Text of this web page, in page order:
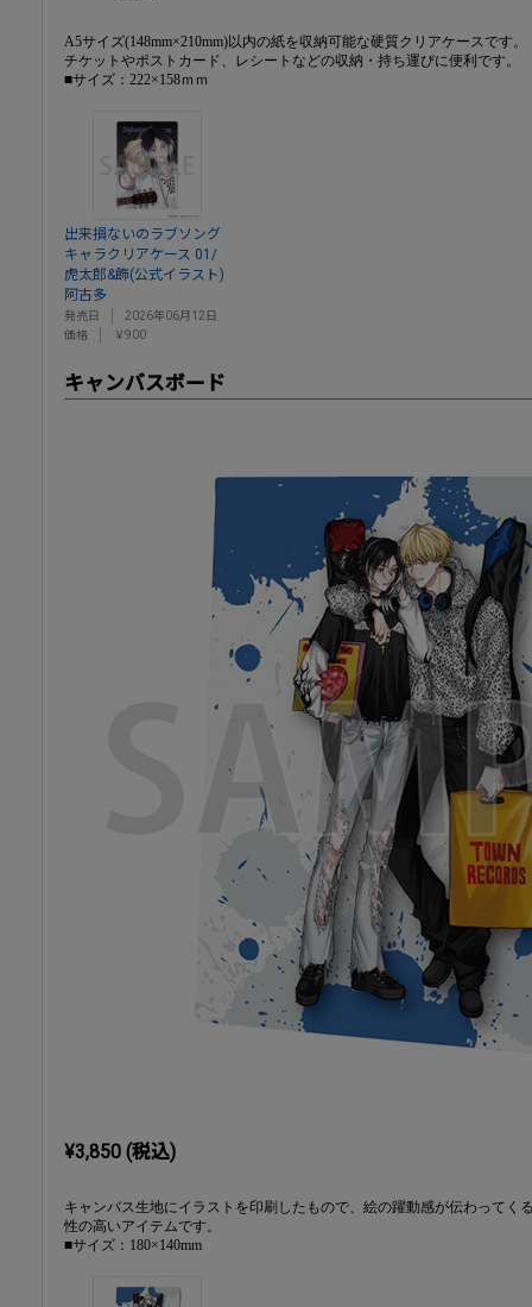
A5サイズ(148mm×210mm)以内の紙を収納可能な硬質クリアケースです。
チケットやポストカード、レシートなどの収納・持ち運びに便利です。
■サイズ：222×158ｍｍ
出来損ないのラブソング
キャラクリアケース 01/
虎太郎&飾(公式イラスト)
阿古多
発売日
2026年06月12日
価格
￥900
キャンバスボード
¥3,850 (税込)
キャンバス生地にイラストを印刷したもので、絵の躍動感が伝わってく
性の高いアイテムです。
■サイズ：180×140mm